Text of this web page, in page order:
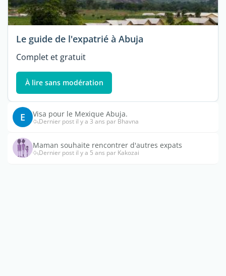
Le guide de l'expatrié à Abuja
Complet et gratuit
À lire sans modération
E Visa pour le Mexique Abuja.
Dernier post il y a 3 ans par Bhavna
Maman souhaite rencontrer d'autres expats
Dernier post il y a 5 ans par Kakozai